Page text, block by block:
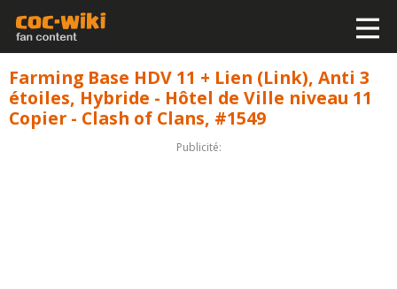
Farming Base HDV 11 + Lien (Link), Anti 3
étoiles, Hybride - Hôtel de Ville niveau 11
Copier - Clash of Clans, #1549
Publicité: